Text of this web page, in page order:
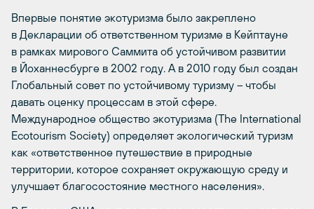
Впервые понятие экотуризма было закреплено
в Декларации об ответственном туризме в Кейптауне
в рамках мирового Саммита об устойчивом развитии
в Йоханнесбурге в 2002 году. А в 2010 году был создан
Глобальный совет по устойчивому туризму – чтобы
давать оценку процессам в этой сфере.
Международное общество экотуризма (The International
Ecotourism Society) определяет экологический туризм
как «ответственное путешествие в природные
территории, которое сохраняет окружающую среду и
улучшает благосостояние местного населения».